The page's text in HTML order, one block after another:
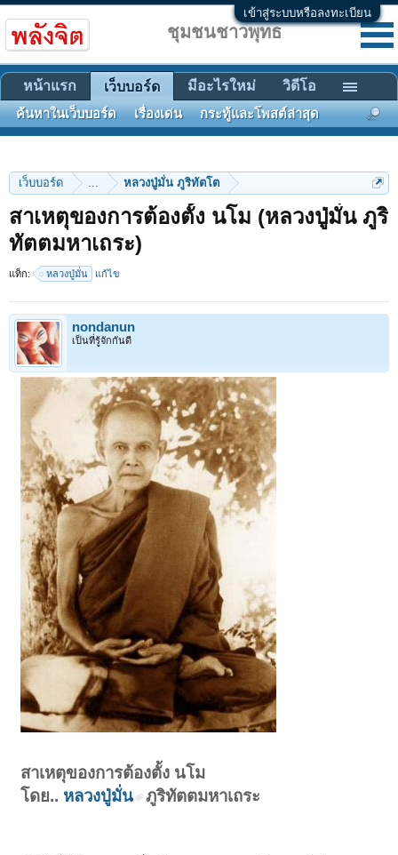
เข้าสู่ระบบหรือลงทะเบียน
เว็บบอร์ด ... หลวงปู่มั่น ภูริทัตโต
สาเหตุของการต้องตั้ง นโม (หลวงปู่มั่น ภูริ
ทัตตมหาเถระ)
แท็ก: หลวงปู่มั่น แก้ไข
nondanun
เป็นที่รู้จักกันดี
สาเหตุของการต้องตั้ง นโม
โดย.. หลวงปู่มั่น ภูริทัตตมหาเถระ
ชุมชนชาวพุทธ
หน้าแรก เว็บบอร์ด
ค้นหาในเว็บบอร์ด เรื่องเด่น กระทู้และโพสต์ล่าสุด
มีอะไรใหม่ วิดีโอ